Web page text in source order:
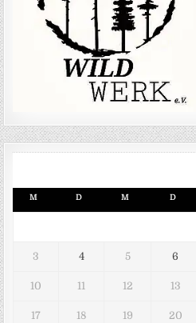
M D M D
3 4 5 6
10 11 12 13
17 18 19 20